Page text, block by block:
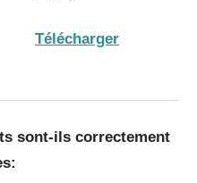
? Télécharger
sont-ils correctement